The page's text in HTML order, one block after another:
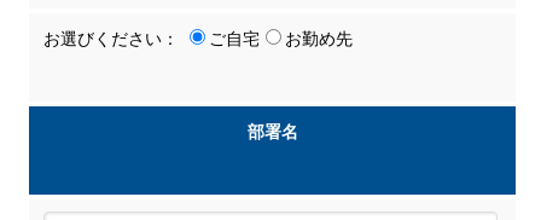
お選びください： ご自宅 お勤め先
部署名